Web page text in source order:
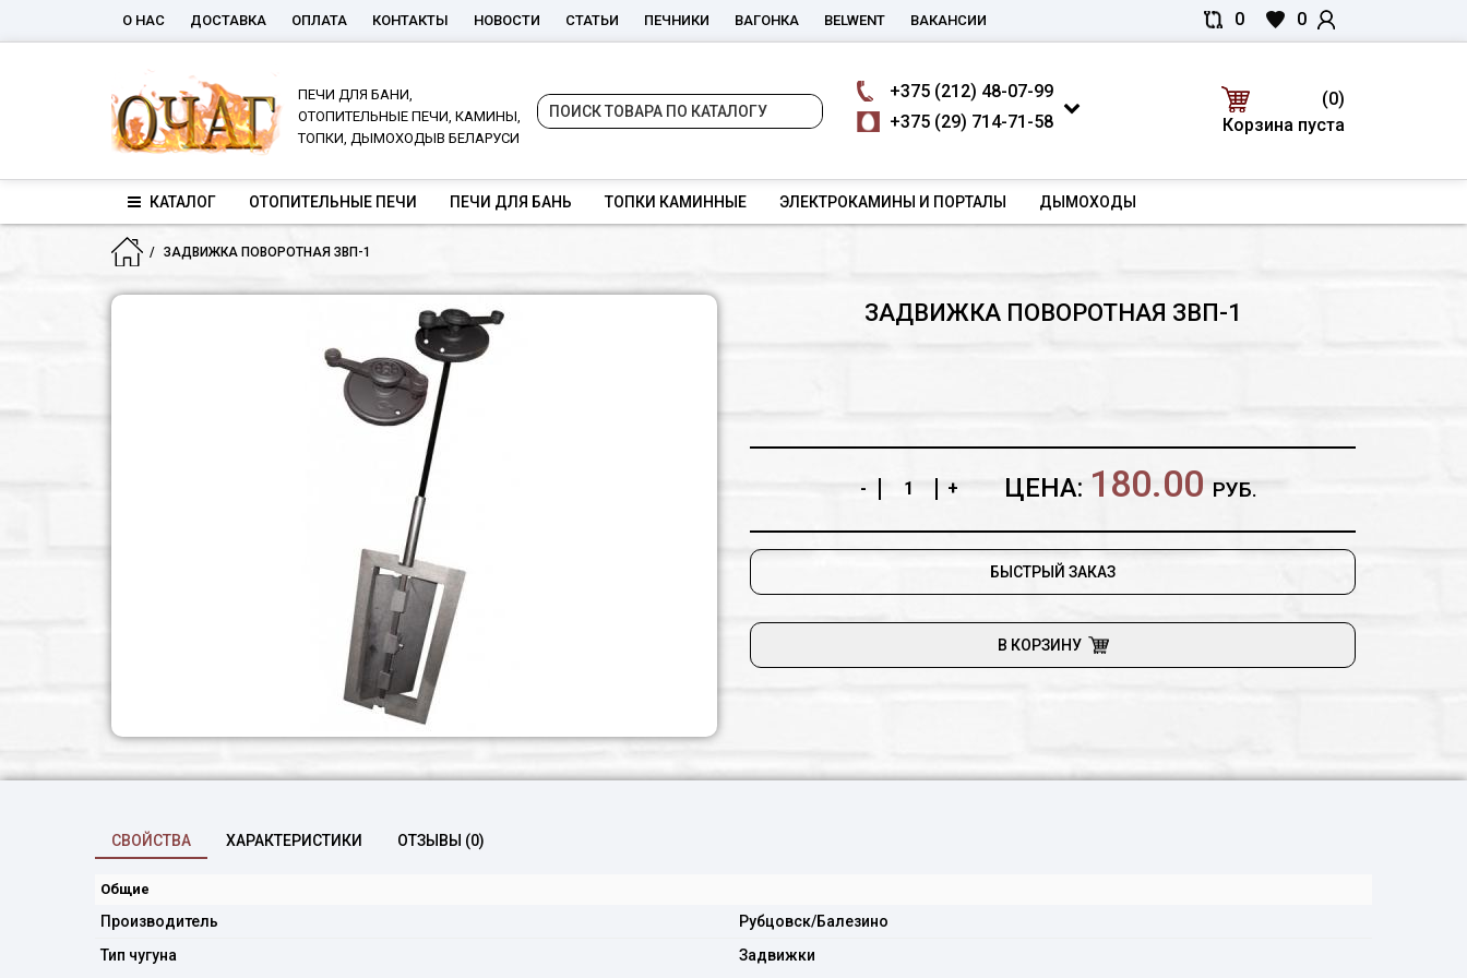
О НАС ДОСТАВКА ОПЛАТА КОНТАКТЫ НОВОСТИ СТАТЬИ ПЕЧНИКИ ВАГОНКА BELWENT ВАКАНСИИ 0 0
ПЕЧИ ДЛЯ БАНИ,
ОТОПИТЕЛЬНЫЕ ПЕЧИ, КАМИНЫ,
ТОПКИ, ДЫМОХОДЫВ БЕЛАРУСИ
+375 (212) 48-07-99
+375 (29) 714-71-58
(0)
Корзина пуста
КАТАЛОГ ОТОПИТЕЛЬНЫЕ ПЕЧИ ПЕЧИ ДЛЯ БАНЬ ТОПКИ КАМИННЫЕ ЭЛЕКТРОКАМИНЫ И ПОРТАЛЫ ДЫМОХОДЫ
ЗАДВИЖКА ПОВОРОТНАЯ ЗВП-1
ЗАДВИЖКА ПОВОРОТНАЯ ЗВП-1
+
- ЦЕНА: 180.00 РУБ.
БЫСТРЫЙ ЗАКАЗ
В КОРЗИНУ
СВОЙСТВА ХАРАКТЕРИСТИКИ ОТЗЫВЫ (0)
Общие
Производитель
Рубцовск/Балезино
Тип чугуна
Задвижки